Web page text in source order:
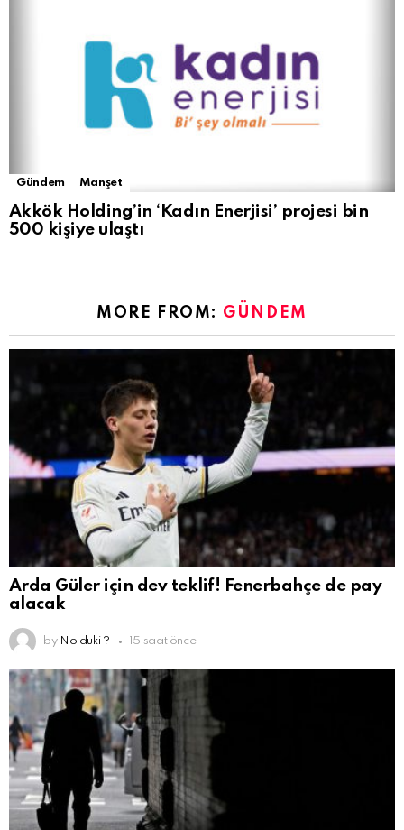
Gündem Manşet
Akkök Holding’in ‘Kadın Enerjisi’ projesi bin
500 kişiye ulaştı
MORE FROM: GÜNDEM
Arda Güler için dev teklif! Fenerbahçe de pay
alacak
by Nolduki ? 15 saat önce